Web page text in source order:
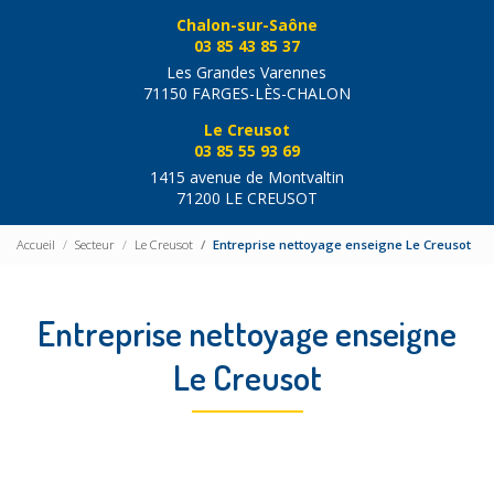
Chalon-sur-Saône
03 85 43 85 37
Les Grandes Varennes
71150 FARGES-LÈS-CHALON
Le Creusot
03 85 55 93 69
1415 avenue de Montvaltin
71200 LE CREUSOT
Accueil Secteur Le Creusot Entreprise nettoyage enseigne Le Creusot
Entreprise nettoyage enseigne
Le Creusot